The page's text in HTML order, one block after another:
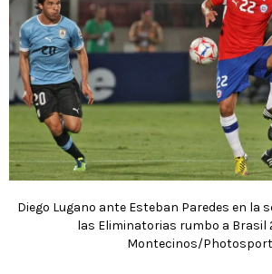
Diego Lugano ante Esteban Paredes en la
las Eliminatorias rumbo a Brasil
Montecinos/